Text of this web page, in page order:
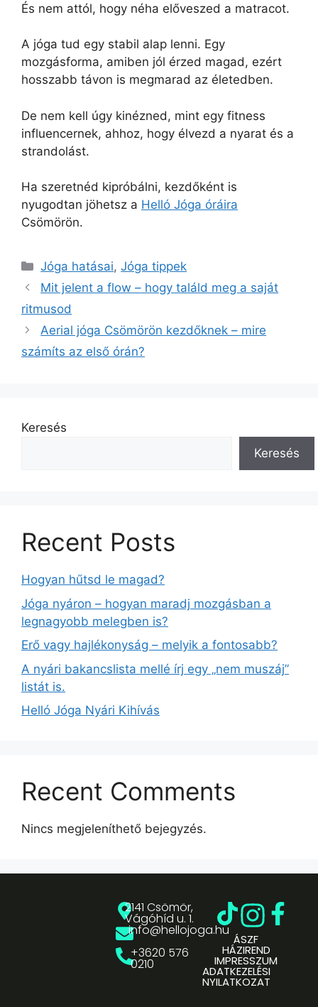
És nem attól, hogy néha előveszed a matracot.
A jóga tud egy stabil alap lenni. Egy
mozgásforma, amiben jól érzed magad, ezért
hosszabb távon is megmarad az életedben.
De nem kell úgy kinézned, mint egy fitness
influencernek, ahhoz, hogy élvezd a nyarat és a
strandolást.
Ha szeretnéd kipróbálni, kezdőként is
nyugodtan jöhetsz a Helló Jóga óráira
Csömörön.
Jóga hatásai,Jóga tippek
Mit jelent a flow – hogy találd meg a saját
ritmusod
Aerial jóga Csömörön kezdőknek – mire
számíts az első órán?
Keresés
Keresés
Recent Posts
Hogyan hűtsd le magad?
Jóga nyáron – hogyan maradj mozgásban a
legnagyobb melegben is?
Erő vagy hajlékonyság – melyik a fontosabb?
A nyári bakancslista mellé írj egy „nem muszáj”
listát is.
Helló Jóga Nyári Kihívás
Recent Comments
Nincs megjeleníthető bejegyzés.
2141 Csömör,
Vágóhíd u. 1.
info@hellojoga.hu
+3620 576
0210
ÁSZF
HÁZIREND
IMPRESSZUM
ADATKEZELÉSI
NYILATKOZAT